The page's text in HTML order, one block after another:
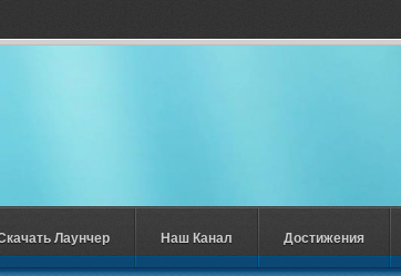
Лаунчер Наш Канал Достижения